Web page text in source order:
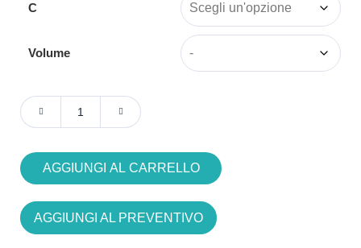
C
Volume
AGGIUNGI AL CARRELLO
AGGIUNGI AL PREVENTIVO